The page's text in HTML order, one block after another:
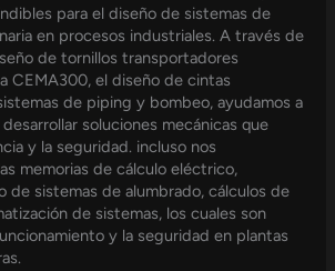
para el diseño de sistemas de
en procesos industriales. A través de
de tornillos transportadores
CEMA300, el diseño de cintas
de piping y bombeo, ayudamos a
soluciones mecánicas que
y la seguridad. incluso nos
memorias de cálculo eléctrico,
de sistemas de alumbrado, cálculos de
de sistemas, los cuales son
y la seguridad en plantas